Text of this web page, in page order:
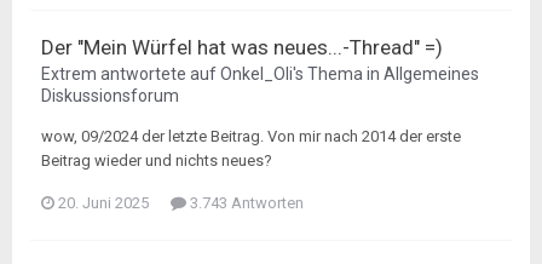
Der "Mein Würfel hat was neues...-Thread" =)
Extrem antwortete aufOnkel_Oli's Thema in Allgemeines
Diskussionsforum
wow, 09/2024 der letzte Beitrag. Von mir nach 2014 der erste
Beitrag wieder und nichts neues?
20. Juni 2025 3.743 Antworten